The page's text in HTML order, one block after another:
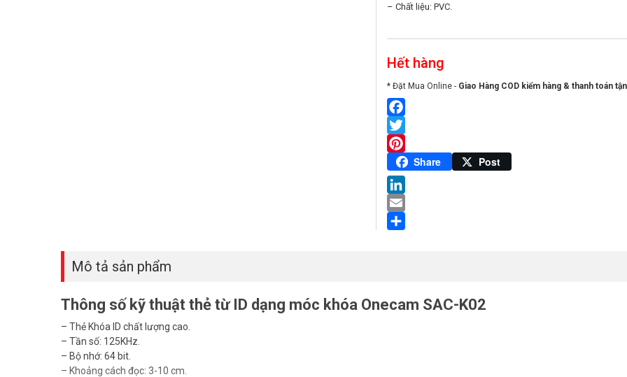
– Chất liệu: PVC.
Hết hàng
* Đặt Mua Online - Giao Hàng COD kiểm hàng & thanh toán
Facebook
Twitter
Pinterest
Share Post
LinkedIn
Email
Mô tả sản phẩm
Thông số kỹ thuật thẻ từ ID dạng móc khóa Onecam SAC-K02
– Thẻ Khóa ID chất lượng cao.
– Tần số: 125KHz.
– Bộ nhớ: 64 bit.
– Khoảng cách đọc: 3-10 cm.